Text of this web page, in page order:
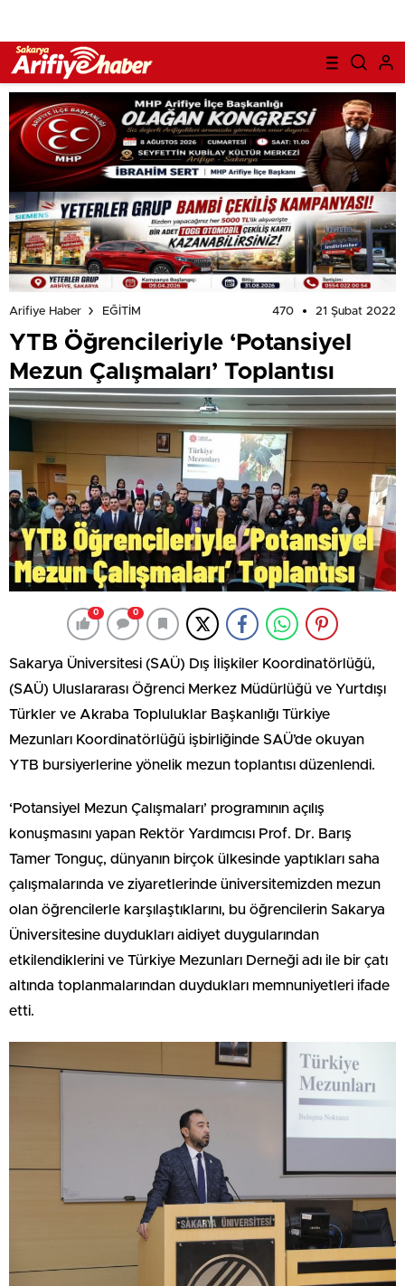
Arifiye Haber EĞİTİM 470 21 Şubat 2022
YTB Öğrencileriyle ‘Potansiyel
Mezun Çalışmaları’ Toplantısı
0 0
Sakarya Üniversitesi (SAÜ) Dış İlişkiler Koordinatörlüğü,
(SAÜ) Uluslararası Öğrenci Merkez Müdürlüğü ve Yurtdışı
Türkler ve Akraba Topluluklar Başkanlığı Türkiye
Mezunları Koordinatörlüğü işbirliğinde SAÜ’de okuyan
YTB bursiyerlerine yönelik mezun toplantısı düzenlendi.
‘Potansiyel Mezun Çalışmaları’ programının açılış
konuşmasını yapan Rektör Yardımcısı Prof. Dr. Barış
Tamer Tonguç, dünyanın birçok ülkesinde yaptıkları saha
çalışmalarında ve ziyaretlerinde üniversitemizden mezun
olan öğrencilerle karşılaştıklarını, bu öğrencilerin Sakarya
Üniversitesine duydukları aidiyet duygularından
etkilendiklerini ve Türkiye Mezunları Derneği adı ile bir çatı
altında toplanmalarından duydukları memnuniyetleri ifade
etti.